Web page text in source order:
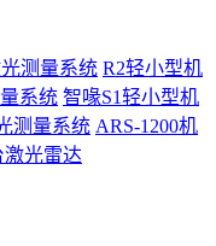
测量系统 R2轻小型机
系统 智喙S1轻小型机
测量系统 ARS-1200机
激光雷达